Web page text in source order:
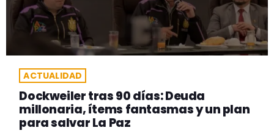
ACTUALIDAD
Dockweiler tras 90 días: Deuda
millonaria, ítems fantasmas y un plan
para salvar La Paz